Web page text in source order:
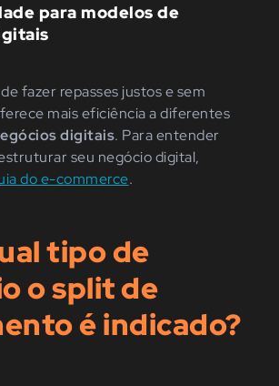
para modelos de
fazer repasses justos e sem
mais eficiência a diferentes
digitais. Para entender
seu negócio digital,
do e-commerce.
tipo de
o split de
é indicado?